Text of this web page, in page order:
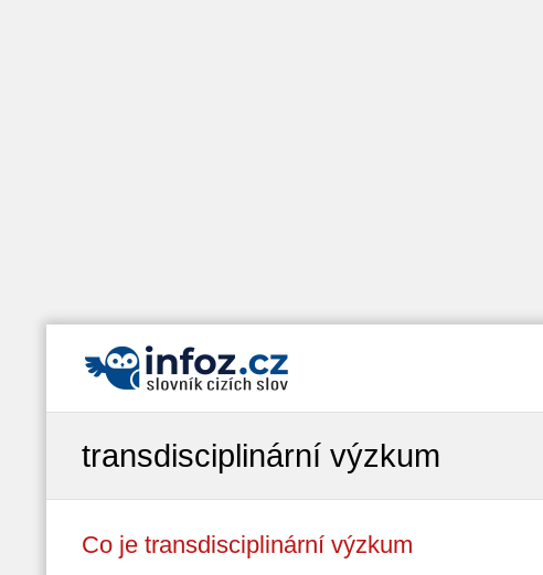
transdisciplinární výzkum
Co je transdisciplinární výzkum